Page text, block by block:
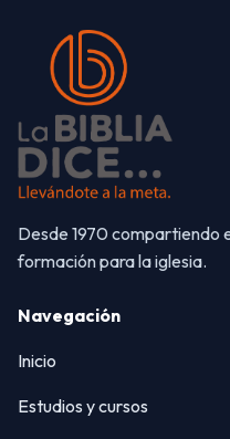
Desde 1970 compartiendo
formación para la iglesia.
Navegación
Inicio
Estudios y cursos